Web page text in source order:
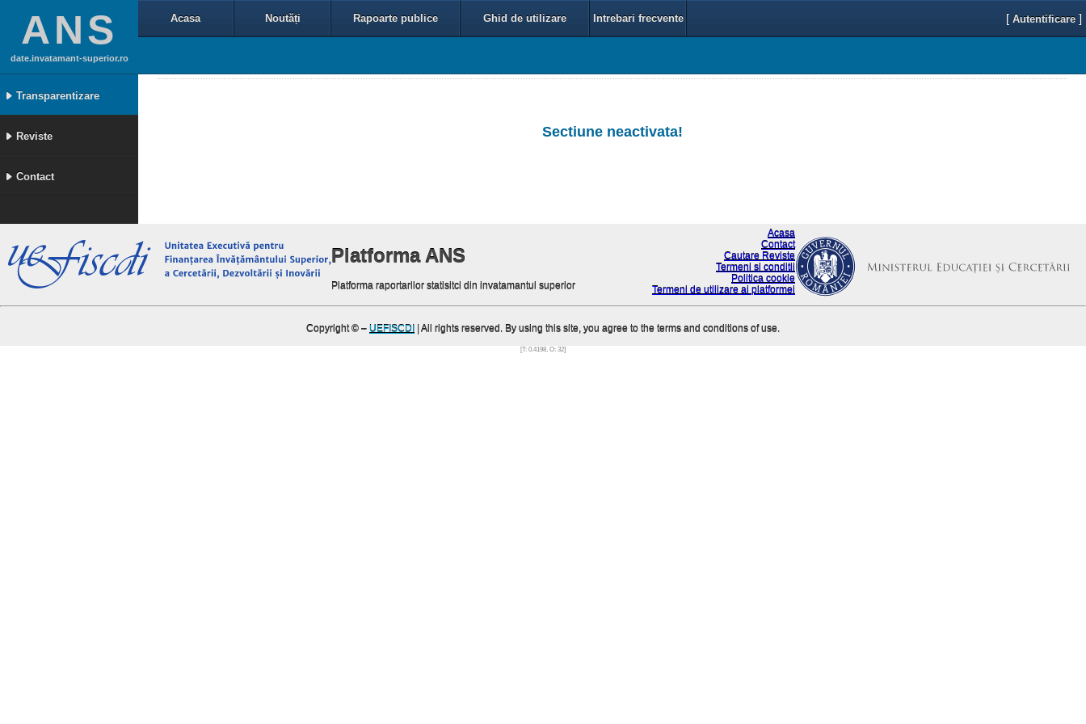
ANS
date.invatamant-superior.ro
Transparentizare
Reviste
Contact
Acasa Noutăți Rapoarte publice Ghid de utilizare Intrebari frecvente [ Autentificare ]
Sectiune neactivata!
Platforma ANS
Platforma raportarilor statisitci din invatamantul superior
Acasa
Contact
Cautare Reviste
Termeni si conditii
Politica cookie
Termeni de utilizare ai platformei
Copyright © – UEFISCDI | All rights reserved. By using this site, you agree to the terms and conditions of use.
[T: 0.4198, O: 32]